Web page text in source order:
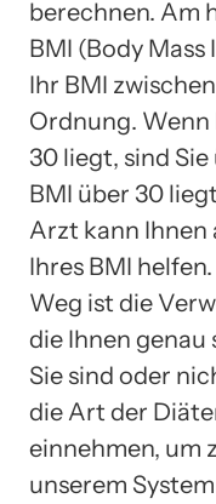
berechnen. Am
BMI (Body
Ihr BMI
Ordnung. Wenn
30 liegt, sind
BMI über 30
Arzt kann Ihnen
Ihres BMI
Weg ist die
die Ihnen genau
Sie sind oder
die Art der
einnehmen, um
unserem